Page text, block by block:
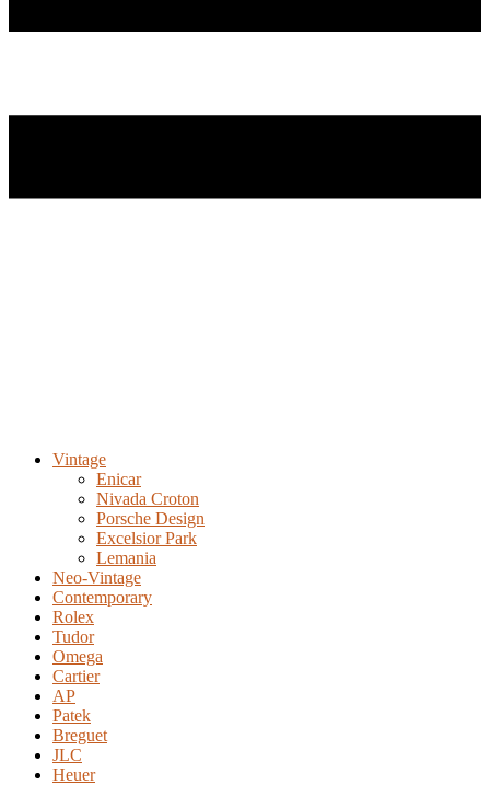
Vintage
Enicar
Nivada Croton
Porsche Design
Excelsior Park
Lemania
Neo-Vintage
Contemporary
Rolex
Tudor
Omega
Cartier
AP
Patek
Breguet
JLC
Heuer